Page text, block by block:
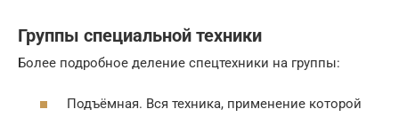
Группы специальной техники
Более подробное деление спецтехники на группы:
Подъёмная. Вся техника, применение которой